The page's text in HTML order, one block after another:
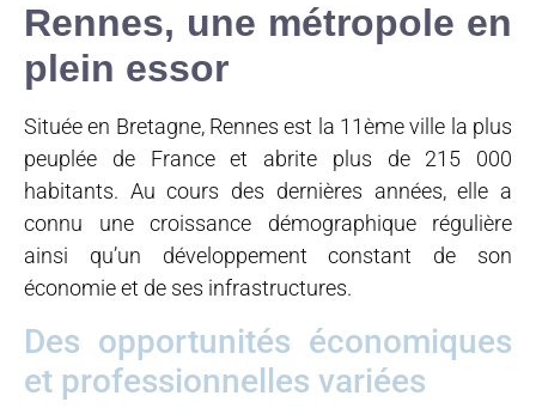
Rennes, une métropole en
plein essor
Située en Bretagne, Rennes est la 11ème ville la plus
peuplée de France et abrite plus de 215 000
habitants. Au cours des dernières années, elle a
connu une croissance démographique régulière
ainsi qu’un développement constant de son
économie et de ses infrastructures.
Des opportunités économiques
et professionnelles variées